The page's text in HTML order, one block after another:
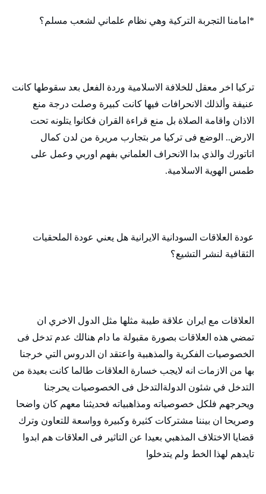
*امامنا التجربة التركية وهي نظام علماني لشعب مسلم؟
تركيا اخر معقل للخلافة الاسلامية وردة الفعل بعد سقوطها كانت
عنيفة وألذلك الانحرافات فيها كانت كبيرة وصلت درجة منع
الاذان واقامة الصلاة بل منع قراءة القران فكانوا يتلونه تحت
الارض.. الوضع فى تركيا مر بتجارب مريرة من لدن كمال
اتاتورك والذي بدا الانحراف العلماني بفهم اوربي وعمل على
طمس الهوية الاسلامية.
عودة العلاقات السودانية الايرانية هل يعني عودة الملحقيات
الثقافية لنشر التشيع؟
العلاقات مع ايران علاقة طيبة مثلها مثل الدول الاخري ان
تمضي هذه العلاقات بصورة مقبولة ما دام هنالك عدم تدخل فى
الخصوصيات الفكرية والمذهبية واعتقد ان الدروس التي خرجنا
بها من الازمات انه لايجب خسارة العلاقات طالما كانت بعيدة من
التدخل في شئون الدولةالتدخل فى الخصوصيات يحرجنا
ويحرجهم فلكل خصوصياته ومذاهبياته فحديثنا معهم كان واضحا
وصريحا ان بيننا مشتركات كثيرة وكبيرة وواسعة للتعاون وترك
قضايا الاختلاف المذهبي بعيدا عن التاثير فى العلاقات هم ابدوا
تايدهم لهذا الخط ولم يتدخلوا